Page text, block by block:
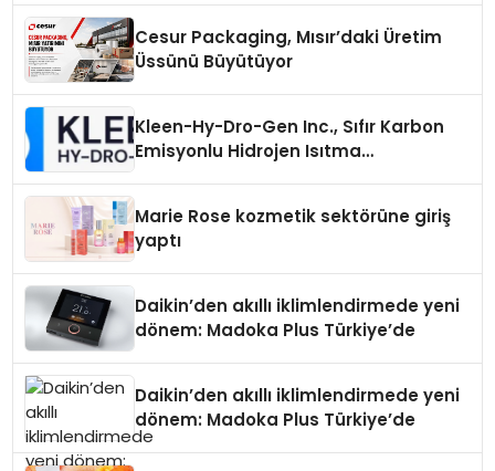
Cesur Packaging, Mısır’daki Üretim
Üssünü Büyütüyor
Kleen-Hy-Dro-Gen Inc., Sıfır Karbon
Emisyonlu Hidrojen Isıtma
Marie Rose kozmetik sektörüne giriş
yaptı
Daikin’den akıllı iklimlendirmede yeni
dönem: Madoka Plus Türkiye’de
Daikin’den akıllı iklimlendirmede yeni
dönem: Madoka Plus Türkiye’de